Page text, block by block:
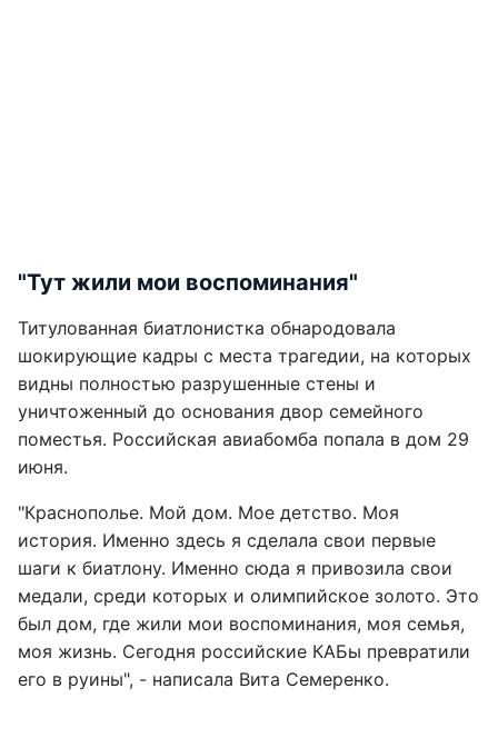
"Тут жили мои воспоминания"
Титулованная биатлонистка обнародовала
шокирующие кадры с места трагедии, на которых
видны полностью разрушенные стены и
уничтоженный до основания двор семейного
поместья. Российская авиабомба попала в дом 29
июня.
"Краснополье. Мой дом. Мое детство. Моя
история. Именно здесь я сделала свои первые
шаги к биатлону. Именно сюда я привозила свои
медали, среди которых и олимпийское золото. Это
был дом, где жили мои воспоминания, моя семья,
моя жизнь. Сегодня российские КАБы превратили
его в руины", - написала Вита Семеренко.